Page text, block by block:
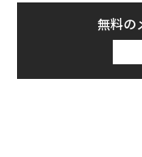
無料の